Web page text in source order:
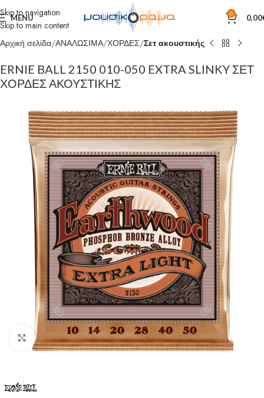
Skip to navigation
Skip to main content
MENU 0 0,00
Αρχική σελίδα ΑΝΑΛΩΣΙΜΑ ΧΟΡΔΕΣ Σετ ακουστικής
ERNIE BALL 2150 010-050 EXTRA SLINKY ΣΕΤ
ΧΟΡΔΕΣ ΑΚΟΥΣΤΙΚΗΣ
Click to enlarge